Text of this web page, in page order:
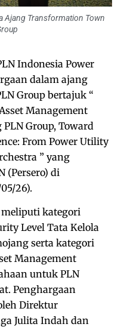
Ajang Transformation Town
Indonesia Power
dalam ajang
Group bertajuk “
Management
Group, Toward
From Power Utility
” yang
(Persero) di
26).
kategori
Level Tata Kelola
serta kategori
Management
untuk PLN
Penghargaan
Direktur
Julita Indah dan